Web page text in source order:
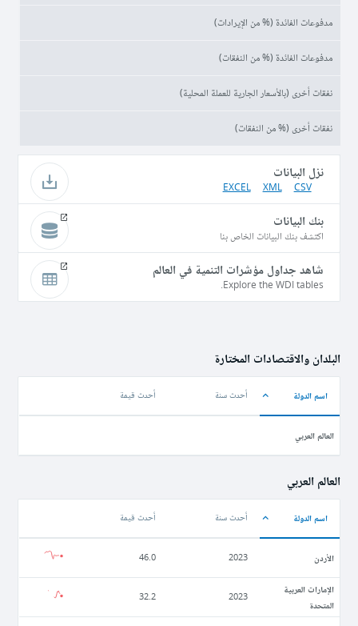
مدفوعات الفائدة (% من الإيرادات)
مدفوعات الفائدة (% من النفقات)
نفقات أخرى (بالأسعار الجارية للعملة المحلية)
نفقات أخرى (% من النفقات)
نزل البيانات
CSV
XML
EXCEL
بنك البيانات
اكتشف بنك البيانات الخاص بنا
شاهد جداول مؤشرات التنمية في العالم
Explore the WDI tables.
البلدان والاقتصادات المختارة
اسم الدولة أحدث سنة أحدث قيمة
العالم العربي
العالم العربي
اسم الدولة أحدث سنة أحدث قيمة
الأردن 2023
46.0
الإمارات العربية
المتحدة
2023
32.2